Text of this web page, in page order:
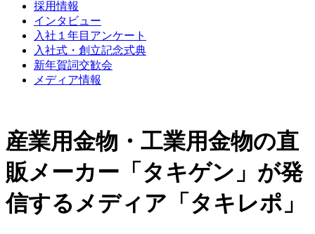
採用情報
インタビュー
入社１年目アンケート
入社式・創立記念式典
新年賀詞交歓会
メディア情報
産業用金物・工業用金物の直
販メーカー「タキゲン」が発
信するメディア「タキレポ」